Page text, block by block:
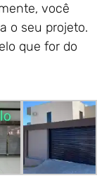
você
o seu projeto.
que for do